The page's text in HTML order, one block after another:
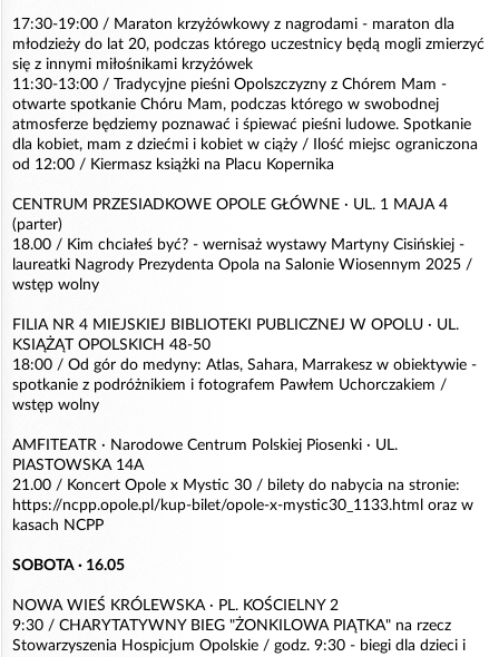
17:30-19:00 / Maraton krzyżówkowy z nagrodami - maraton dla
młodzieży do lat 20, podczas którego uczestnicy będą mogli zmierzyć
się z innymi miłośnikami krzyżówek
11:30-13:00 / Tradycyjne pieśni Opolszczyzny z Chórem Mam -
otwarte spotkanie Chóru Mam, podczas którego w swobodnej
atmosferze będziemy poznawać i śpiewać pieśni ludowe. Spotkanie
dla kobiet, mam z dziećmi i kobiet w ciąży / Ilość miejsc ograniczona
od 12:00 / Kiermasz książki na Placu Kopernika
CENTRUM PRZESIADKOWE OPOLE GŁÓWNE · UL. 1 MAJA 4
(parter)
18.00 / Kim chciałeś być? - wernisaż wystawy Martyny Cisińskiej -
laureatki Nagrody Prezydenta Opola na Salonie Wiosennym 2025 /
wstęp wolny
FILIA NR 4 MIEJSKIEJ BIBLIOTEKI PUBLICZNEJ W OPOLU · UL.
KSIĄŻĄT OPOLSKICH 48-50
18:00 / Od gór do medyny: Atlas, Sahara, Marrakesz w obiektywie -
spotkanie z podróżnikiem i fotografem Pawłem Uchorczakiem /
wstęp wolny
AMFITEATR · Narodowe Centrum Polskiej Piosenki · UL.
PIASTOWSKA 14A
21.00 / Koncert Opole x Mystic 30 / bilety do nabycia na stronie:
https://ncpp.opole.pl/kup-bilet/opole-x-mystic30_1133.html oraz w
kasach NCPP
SOBOTA · 16.05
NOWA WIEŚ KRÓLEWSKA · PL. KOŚCIELNY 2
9:30 / CHARYTATYWNY BIEG "ŻONKILOWA PIĄTKA" na rzecz
Stowarzyszenia Hospicjum Opolskie / godz. 9:30 - biegi dla dzieci i